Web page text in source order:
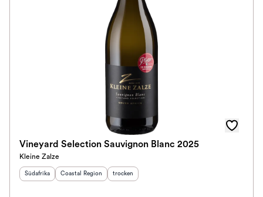
Vineyard Selection Sauvignon Blanc 2025
Kleine Zalze
Herkunftsland:
Südafrika Herkunftsregion
Coastal Region Geschmack
trocken